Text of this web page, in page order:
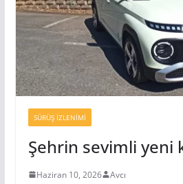
SÜRÜŞ İZLENIMI
Şehrin sevimli yeni
Haziran 10, 2026 Avcı